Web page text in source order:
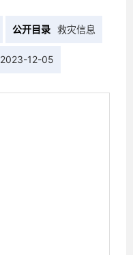
公开目录 救灾信息
2023-12-05